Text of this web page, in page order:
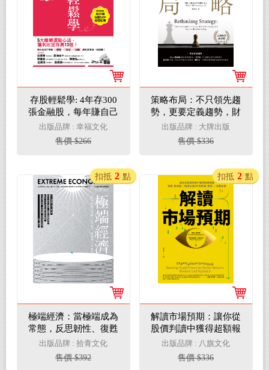
存股輕鬆學: 4年存300
張金融股，每年賺自己
的13%（超值加贈存股
SOP投資影音QRcode）
(電子書)
出版品牌 : 幸福文化
售價 $266
策略布局：不只領先趨
勢，更要定義趨勢，財
星500大企業的決策必
修課(電子書)
出版品牌 : 大牌出版
售價 $336
極端經濟：當極端成為
常態，反思韌性、復甦
與未來布局（電子書）
出版品牌 : 拾青文化
售價 $392
扣抵 2 點
解讀市場預期：讓你從
股價判讀中獲得超額報
酬，霍華．馬克斯、
《致富心態》作者摩
根．豪瑟推薦必讀(電子
出版品牌 : 八旗文化
售價 $336
扣抵 2 點